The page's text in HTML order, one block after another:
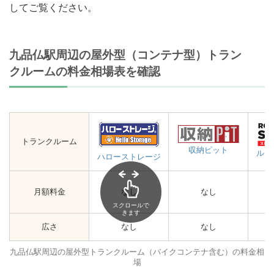
してご覧ください。
九品仏駅周辺の屋外型（コンテナ型）トラン
クルームの料金相場表を確認
トランクルーム
ハローストレージ
収納ピット ル
月額料金 なし なし
広さ なし なし
スクロールで
きます
九品仏駅周辺の屋外型トランクルーム（バイクコンテナ含む）の料金相
場